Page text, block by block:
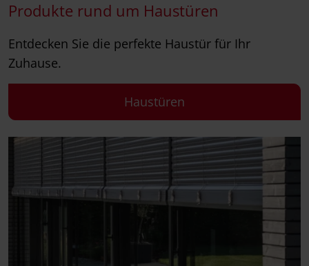
Produkte rund um Haustüren
Entdecken Sie die perfekte Haustür für Ihr
Zuhause.
Haustüren